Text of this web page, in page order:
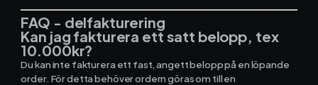
FAQ - delfakturering
Kan jag fakturera ett satt belopp, tex
10.000kr?
Du kan inte fakturera ett fast, angett belopp på en löpande
order. För detta behöver ordern göras om till en